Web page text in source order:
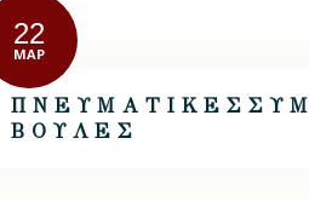
22
ΜΑΡ
Π Ν Ε Υ Μ Α Τ Ι Κ Ε Σ Σ Υ Μ
Β Ο Υ Λ Ε Σ